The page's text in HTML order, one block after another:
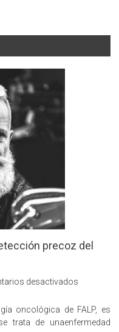
precoz del
desactivados
Cargo»,
promueve
oncológica de FALP, es
trata de unaenfermedad